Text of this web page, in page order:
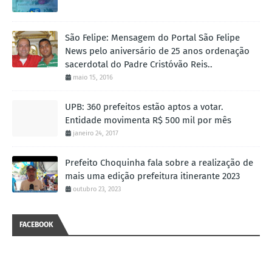
São Felipe: Mensagem do Portal São Felipe
News pelo aniversário de 25 anos ordenação
sacerdotal do Padre Cristóvão Reis..
maio 15, 2016
UPB: 360 prefeitos estão aptos a votar.
Entidade movimenta R$ 500 mil por mês
janeiro 24, 2017
Prefeito Choquinha fala sobre a realização de
mais uma edição prefeitura itinerante 2023
outubro 23, 2023
FACEBOOK